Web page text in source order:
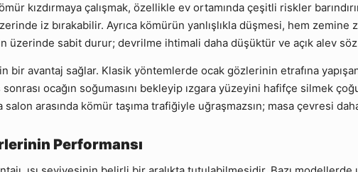
kızdırmaya çalışmak, özellikle ev ortamında çeşitli riskler
iz bırakabilir. Ayrıca kömürün yanlışlıkla düşmesi, hem
üzerinde sabit durur; devrilme ihtimali daha düşüktür ve açık alev
bir avantaj sağlar. Klasik yöntemlerde ocak gözlerinin etrafına
ocağın soğumasını bekleyip ızgara yüzeyini hafifçe silmek
salon arasında kömür taşıma trafiğiyle uğraşmazsın; masa çevresi
Performansı